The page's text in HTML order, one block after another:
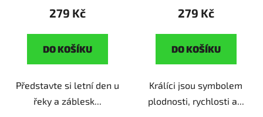
279 Kč
DO KOŠÍKU
Představte si letní den u
řeky a záblesk...
279 Kč
DO KOŠÍKU
Králíci jsou symbolem
plodnosti, rychlosti a...